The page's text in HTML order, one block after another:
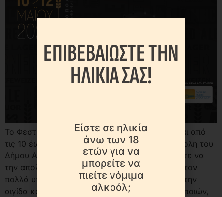
Το Φεστιβάλ Μπύρας, World of Beer, υποδέχεται από
τις 10 έως και τις 12 Μαΐου 2024, στην Τεχνόπολη του
Δήμου Αθηναίων, τους λάτρεις της μπύρας, ώστε να
την απολαύσουν σε όλες τις εκδοχές της Υπό τον
πολλά υποσχόμενο τίτλο World of Beer και με την
αιγίδα και στήριξη της Ελληνικής Ένωσης Ζυθοποιών,
ΕΠΙΒΕΒΑΙΩΣΤΕ ΤΗΝ
ΗΛΙΚΙΑ ΣΑΣ!
Είστε σε ηλικία
άνω των 18
ετών για να
μπορείτε να
πιείτε νόμιμα
αλκοόλ;